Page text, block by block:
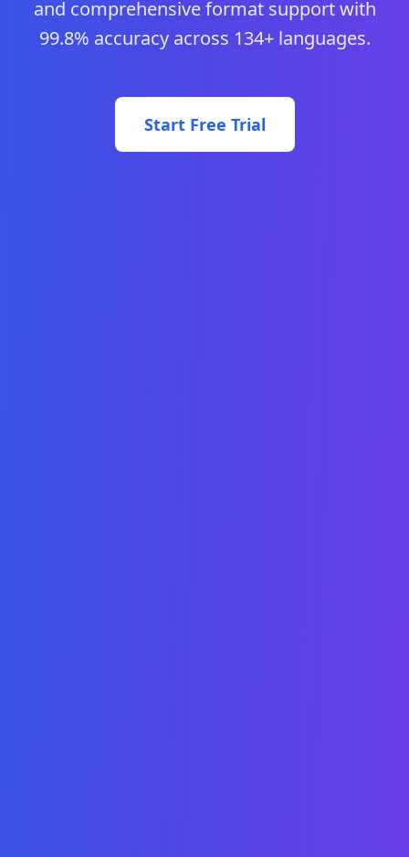
and comprehensive format support with
99.8% accuracy across 134+ languages.
Start Free Trial